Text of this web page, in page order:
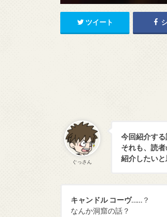
ツイート
ぐっさん
今回紹介す
それも、読
紹介したいと
キャンドル コーヴ……？
なんか洞窟の話？